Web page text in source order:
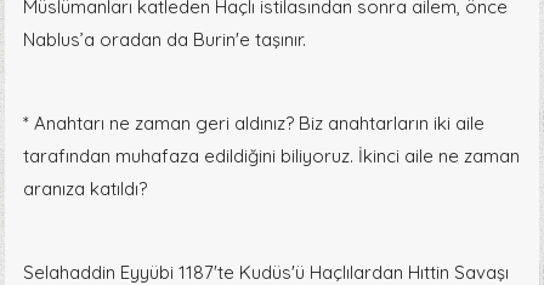
Müslümanları katleden Haçlı istilasından sonra ailem, önce
Nablus’a oradan da Burin'e taşınır.
* Anahtarı ne zaman geri aldınız? Biz anahtarların iki aile
tarafından muhafaza edildiğini biliyoruz. İkinci aile ne zaman
aranıza katıldı?
Selahaddin Eyyübi 1187'te Kudüs'ü Haçlılardan Hıttin Savaşı